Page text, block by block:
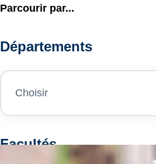
Parcourir par...
Départements
Facultés